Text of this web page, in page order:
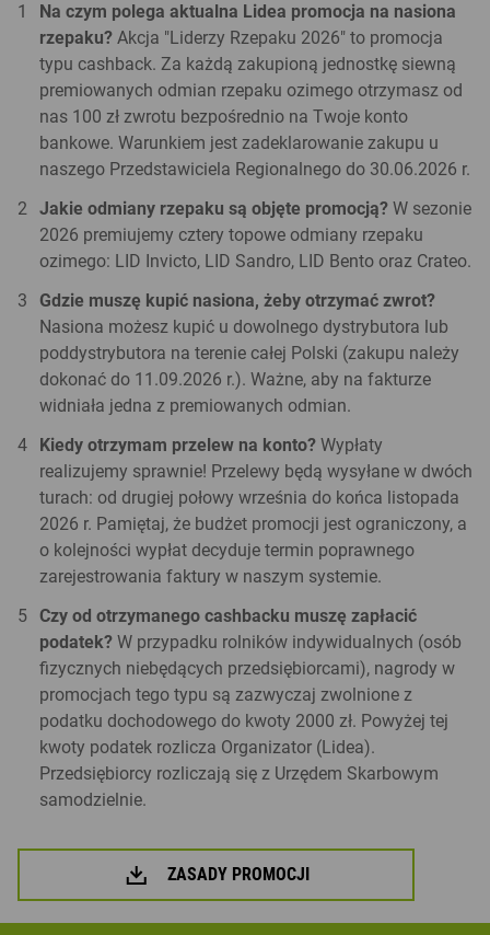
Na czym polega aktualna Lidea promocja na nasiona
rzepaku? Akcja "Liderzy Rzepaku 2026" to promocja
typu cashback. Za każdą zakupioną jednostkę siewną
premiowanych odmian rzepaku ozimego otrzymasz od
nas 100 zł zwrotu bezpośrednio na Twoje konto
bankowe. Warunkiem jest zadeklarowanie zakupu u
naszego Przedstawiciela Regionalnego do 30.06.2026 r.
Jakie odmiany rzepaku są objęte promocją? W sezonie
2026 premiujemy cztery topowe odmiany rzepaku
ozimego: LID Invicto, LID Sandro, LID Bento oraz Crateo.
Gdzie muszę kupić nasiona, żeby otrzymać zwrot?
Nasiona możesz kupić u dowolnego dystrybutora lub
poddystrybutora na terenie całej Polski (zakupu należy
dokonać do 11.09.2026 r.). Ważne, aby na fakturze
widniała jedna z premiowanych odmian.
Kiedy otrzymam przelew na konto? Wypłaty
realizujemy sprawnie! Przelewy będą wysyłane w dwóch
turach: od drugiej połowy września do końca listopada
2026 r. Pamiętaj, że budżet promocji jest ograniczony, a
o kolejności wypłat decyduje termin poprawnego
zarejestrowania faktury w naszym systemie.
Czy od otrzymanego cashbacku muszę zapłacić
podatek? W przypadku rolników indywidualnych (osób
fizycznych niebędących przedsiębiorcami), nagrody w
promocjach tego typu są zazwyczaj zwolnione z
podatku dochodowego do kwoty 2000 zł. Powyżej tej
kwoty podatek rozlicza Organizator (Lidea).
Przedsiębiorcy rozliczają się z Urzędem Skarbowym
samodzielnie.
ZASADY PROMOCJI